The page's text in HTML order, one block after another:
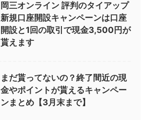
岡三オンライン 評判のタイアップ
新規口座開設キャンペーンは口座
開設と1回の取引で現金3,500円が
貰えます
まだ貰ってないの？終了間近の現
金やポイントが貰えるキャンペー
ンまとめ【3月末まで】